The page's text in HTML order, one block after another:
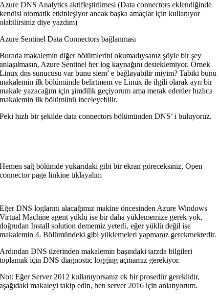
Azure DNS Analytics aktifleştirilmesi (Data connectors eklendiğinde
kendisi otomatik etkinleşiyor ancak başka amaçlar için kullanıyor
olabilirsiniz diye yazdım)
Azure Sentinel Data Connectors bağlanması
Burada makalemin diğer bölümlerini okumadıysanız şöyle bir şey
anlaşılmasın, Azure Sentinel her log kaynağını desteklemiyor. Örnek
Linux dns sunucusu var bunu siem’ e bağlayabilir miyim? Tabiki bunu
makalemin ilk bölümünde belirtmem ve Linux ile ilgili olarak ayrı bir
makale yazacağım için şimdilik geçiyorum ama merak edenler hızlıca
makalemin ilk bölümünü inceleyebilir.
Peki hızlı bir şekilde data connectors bölümünden DNS’ i buluyoruz.
Hemen sağ bölümde yukarıdaki gibi bir ekran göreceksiniz, Open
connector page linkine tıklayalım
Eğer DNS loglarını alacağımız makine öncesinden Azure Windows
Virtual Machine agent yüklü ise bir daha yüklememize gerek yok,
doğrudan Install solution dememiz yeterli, eğer yüklü değil ise
makalemin 4. Bölümündeki gibi yüklemeleri yapmanız gerekmektedir.
Ardından DNS üzerinden makalemin başındaki tarzda bilgileri
toplamak için DNS diagnostic logging açmamız gerekiyor.
Not: Eğer Server 2012 kullanıyorsanız ek bir prosedür gereklidir,
aşağıdaki makaleyi takip edin, ben server 2016 için anlatıyorum.